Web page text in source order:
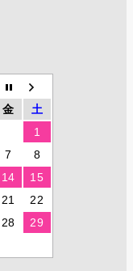
金
土
1
7
8
14
15
21
22
28
29